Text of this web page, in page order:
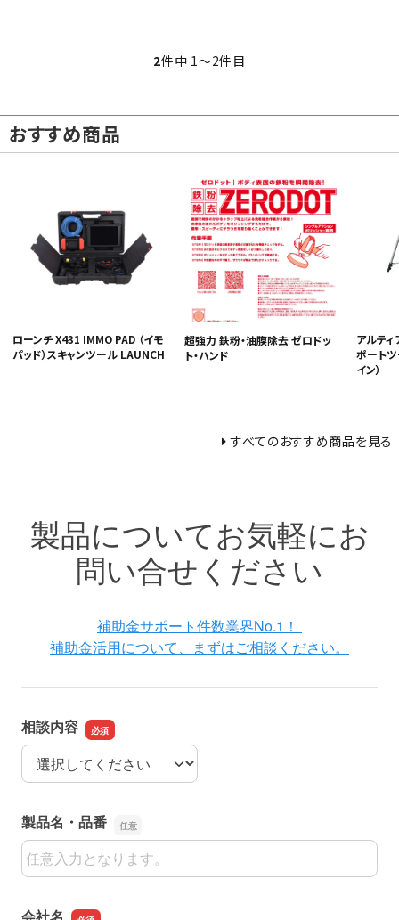
2件中 1〜2件目
おすすめ商品
ローンチ X431 IMMO PAD （イモ
パッド）スキャンツール LAUNCH
超強力 鉄粉・油膜除去 ゼロドッ
ト・ハンド
アルティ
ポート
イン）
すべてのおすすめ商品を見る